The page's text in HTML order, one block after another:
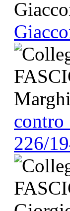
contro
226/